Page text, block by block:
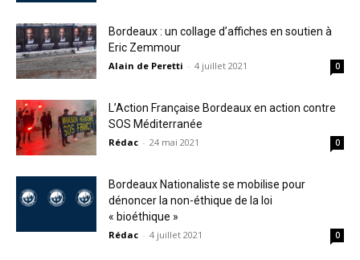
Bordeaux : un collage d’affiches en soutien à
Eric Zemmour
Alain de Peretti - 4 juillet 2021 0
L’Action Française Bordeaux en action contre
SOS Méditerranée
Rédac - 24 mai 2021 0
Bordeaux Nationaliste se mobilise pour
dénoncer la non-éthique de la loi
« bioéthique »
Rédac - 4 juillet 2021 0